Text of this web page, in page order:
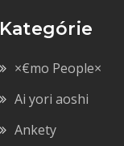
Kategórie
×€mo People×
Ai yori aoshi
Ankety